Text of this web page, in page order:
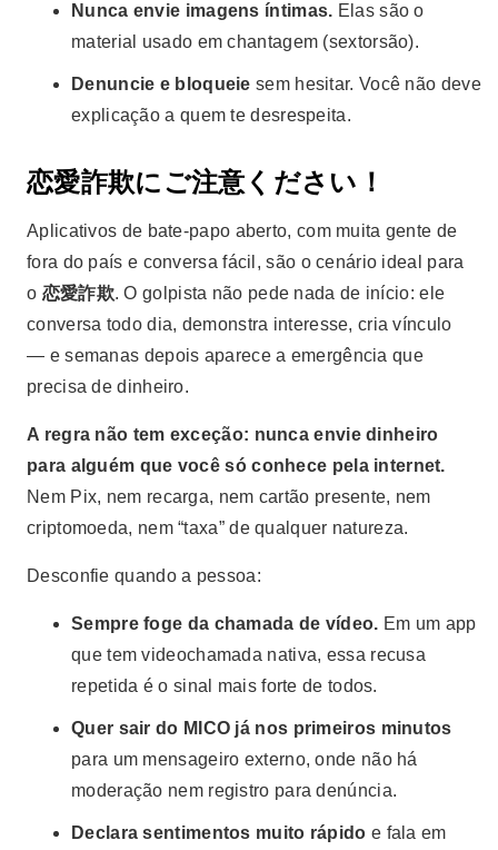
Nunca envie imagens íntimas. Elas são o
material usado em chantagem (sextorsão).
Denuncie e bloqueie sem hesitar. Você não deve
explicação a quem te desrespeita.
恋愛詐欺にご注意ください！
Aplicativos de bate-papo aberto, com muita gente de
fora do país e conversa fácil, são o cenário ideal para
o 恋愛詐欺. O golpista não pede nada de início: ele
conversa todo dia, demonstra interesse, cria vínculo
— e semanas depois aparece a emergência que
precisa de dinheiro.
A regra não tem exceção: nunca envie dinheiro
para alguém que você só conhece pela internet.
Nem Pix, nem recarga, nem cartão presente, nem
criptomoeda, nem “taxa” de qualquer natureza.
Desconfie quando a pessoa:
Sempre foge da chamada de vídeo. Em um app
que tem videochamada nativa, essa recusa
repetida é o sinal mais forte de todos.
Quer sair do MICO já nos primeiros minutos
para um mensageiro externo, onde não há
moderação nem registro para denúncia.
Declara sentimentos muito rápido e fala em